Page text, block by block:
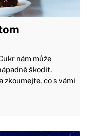
nám může
škodit.
zkoumejte, co s vámi